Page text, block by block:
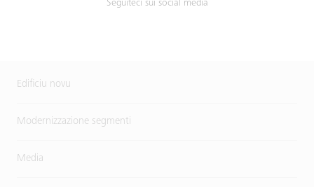
Seguiteci sui social media
Edificiu novu
Modernizzazione segmenti
Media